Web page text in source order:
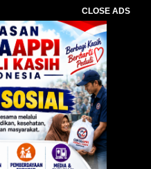
CLOSE ADS